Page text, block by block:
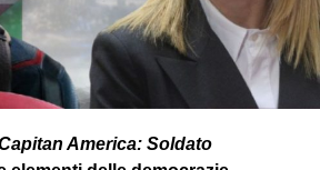
America: Soldato